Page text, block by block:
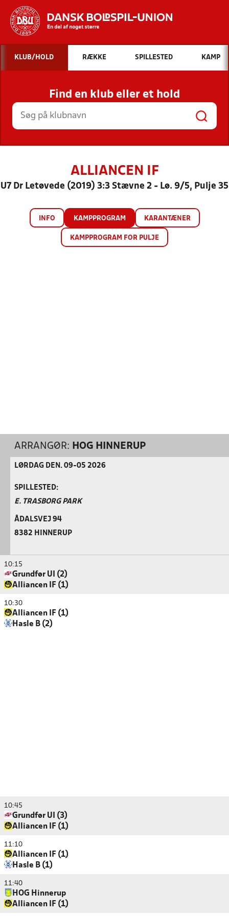
Hvad vil du søge efter?
INDHOLD OG NYHEDER
STILLINGER, RESULTATER, KLUBBER OG
HOLD
KLUB/HOLD RÆKKE SPILLESTED KAMP
Find en klub eller et hold
ALLIANCEN IF
U7 Dr Letøvede (2019) 3:3 Stævne 2 - Lø. 9/5, Pulje 35
INFO KAMPPROGRAM KARANTÆNER
KAMPPROGRAM FOR PULJE
ARRANGØR: HOG HINNERUP
LØRDAG DEN. 09-05 2026
SPILLESTED:
E. TRASBORG PARK
ÅDALSVEJ 94
8382 HINNERUP
10:15
Grundfør UI (2)
Alliancen IF (1)
10:30
Alliancen IF (1)
Hasle B (2)
10:45
Grundfør UI (3)
Alliancen IF (1)
11:10
Alliancen IF (1)
Hasle B (1)
11:40
HOG Hinnerup
Alliancen IF (1)